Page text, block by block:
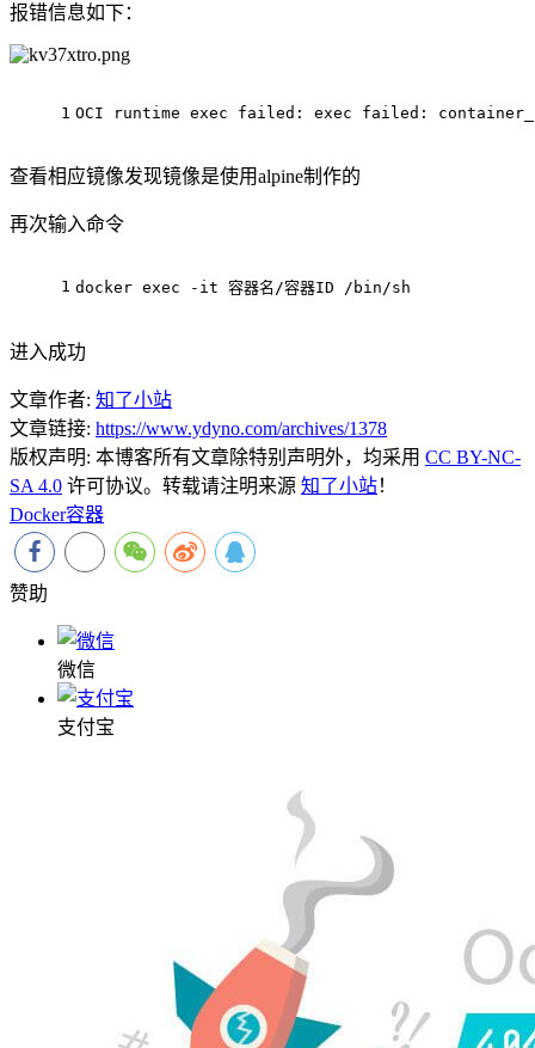
报错信息如下：
1 OCI runtime exec failed: exec failed:
查看相应镜像发现镜像是使用alpine制作的
再次输入命令
1 docker exec -it 容器名/容器ID /bin/sh
进入成功
文章作者: 知了小站
文章链接: https://www.ydyno.com/archives/1378
版权声明: 本博客所有文章除特别声明外，均采用 CC BY-NC-
SA 4.0 许可协议。转载请注明来源 知了小站！
Docker容器
赞助
微信
支付宝